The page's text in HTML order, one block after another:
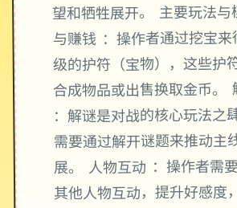
望和牺牲展开。 主要玩法
与赚钱 ：操作者通过挖宝
级的护符（宝物），这些护
合成物品或出售换取金币。
：解谜是对战的核心玩法之
需要通过解开谜题来推动主
展。 人物互动 ：操作者需
其他人物互动，提升好感度